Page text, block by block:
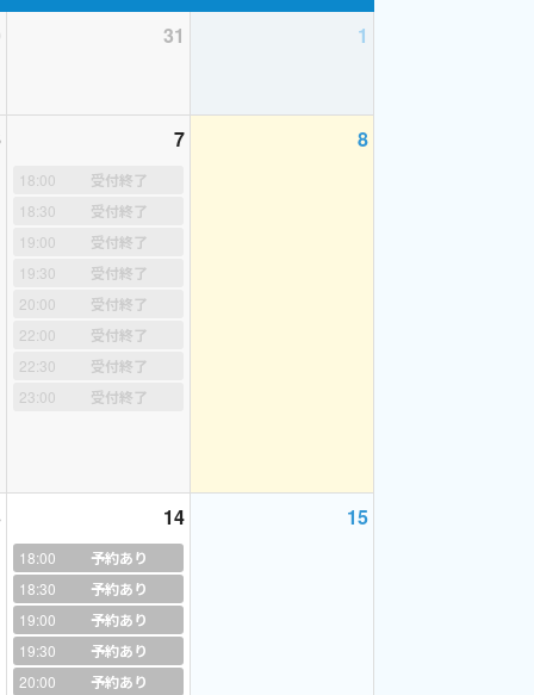
それ以外は欠席扱いとなりレッスン料をいた
どで予定が立てにくい場合はクイック予約(レ
が続くといった場合はレッスン時にご相談くだ
ます。ご旅行期間などの変更は事前にお知ら
31 1
7
18:00 受付終了
18:30 受付終了
19:00 受付終了
19:30 受付終了
20:00 受付終了
22:00 受付終了
22:30 受付終了
23:00 受付終了
8
14
18:00 予約あり
18:30 予約あり
19:00 予約あり
19:30 予約あり
20:00 予約あり
15